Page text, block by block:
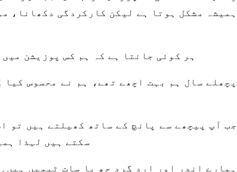
ہمیشہ مشکل ہوتا ہے لیکن کارکردگی دکھانا،
\”ہر کوئی جانتا ہے کہ ہم کس پوزیشن
سکتے ہیں لہذا